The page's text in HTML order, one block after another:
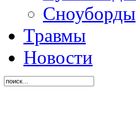
Сноуборды
Травмы
Новости